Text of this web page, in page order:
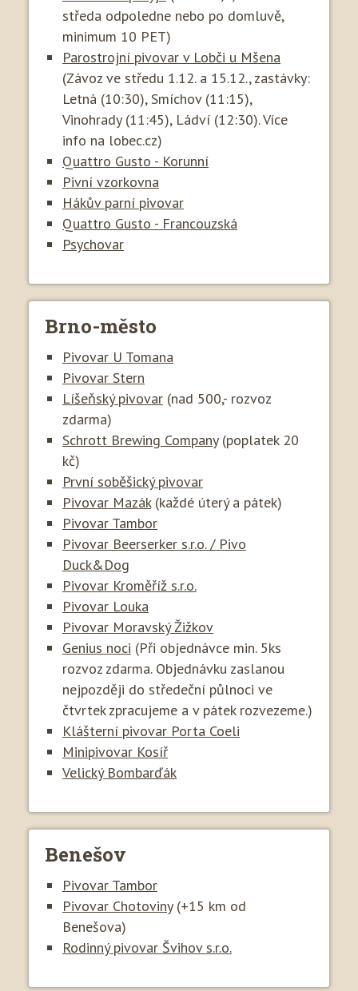
středa odpoledne nebo po domluvě,
minimum 10 PET)
Parostrojní pivovar v Lobči u Mšena
(Závoz ve středu 1.12. a 15.12., zastávky:
Letná (10:30), Smíchov (11:15),
Vinohrady (11:45), Ládví (12:30). Více
info na lobec.cz)
Quattro Gusto - Korunní
Pivní vzorkovna
Hákův parní pivovar
Quattro Gusto - Francouzská
Psychovar
Brno-město
Pivovar U Tomana
Pivovar Stern
Líšeňský pivovar (nad 500,- rozvoz
zdarma)
Schrott Brewing Company (poplatek 20
kč)
První soběšický pivovar
Pivovar Mazák (každé úterý a pátek)
Pivovar Tambor
Pivovar Beerserker s.r.o. / Pivo
Duck&Dog
Pivovar Kroměříž s.r.o.
Pivovar Louka
Pivovar Moravský Žižkov
Genius noci (Při objednávce min. 5ks
rozvoz zdarma. Objednávku zaslanou
nejpozději do středeční půlnoci ve
čtvrtek zpracujeme a v pátek rozvezeme.)
Klášterní pivovar Porta Coeli
Minipivovar Kosíř
Velický Bombarďák
Benešov
Pivovar Tambor
Pivovar Chotoviny (+15 km od
Benešova)
Rodinný pivovar Švihov s.r.o.